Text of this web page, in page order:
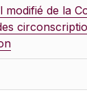
modifié de la